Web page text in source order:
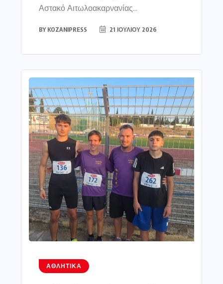
Αστακό Αιτωλοακαρνανίας...
BY KOZANIPRESS 21 ΙΟΥΛΊΟΥ 2026
ΑΘΛΗΤΙΚΆ